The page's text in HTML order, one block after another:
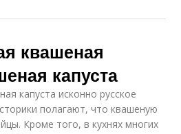
квашеная
капуста
капуста исконно русское
полагают, что квашеную
Кроме того, в кухнях многих